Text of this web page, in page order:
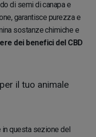
di semi di canapa e
garantisce purezza e
sostanze chimiche e
dei benefici del CBD
il tuo animale
questa sezione del